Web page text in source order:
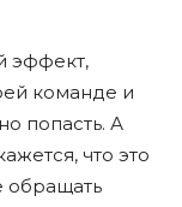
эффект,
команде и
попасть. А
что это
обращать